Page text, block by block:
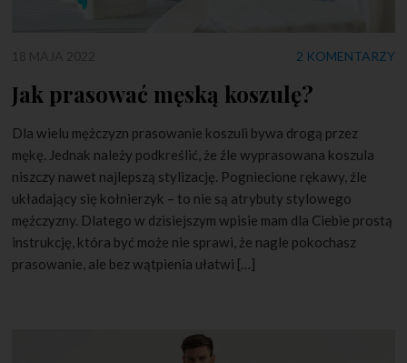
2 KOMENTARZY
Jak prasować męską koszulę?
Dla wielu mężczyzn prasowanie koszuli bywa drogą przez
mękę. Jednak należy podkreślić, że źle wyprasowana koszula
niszczy nawet najlepszą stylizację. Pogniecione rękawy, źle
układający się kołnierzyk – to nie są atrybuty stylowego
mężczyzny. Dlatego w dzisiejszym wpisie mam dla Ciebie prostą
instrukcję, która być może nie sprawi, że nagle pokochasz
prasowanie, ale bez wątpienia ułatwi […]